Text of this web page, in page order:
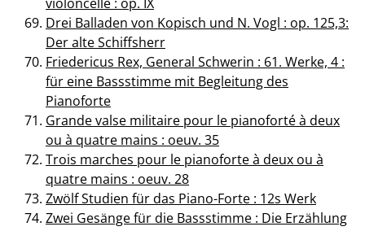
Drei Balladen von Kopisch und N. Vogl : op. 125,3:
Der alte Schiffsherr
Friedericus Rex, General Schwerin : 61. Werke, 4 :
für eine Bassstimme mit Begleitung des
Pianoforte
Grande valse militaire pour le pianoforté à deux
ou à quatre mains : oeuv. 35
Trois marches pour le pianoforte à deux ou à
quatre mains : oeuv. 28
Zwölf Studien für das Piano-Forte : 12s Werk
Zwei Gesänge für die Bassstimme : Die Erzählung